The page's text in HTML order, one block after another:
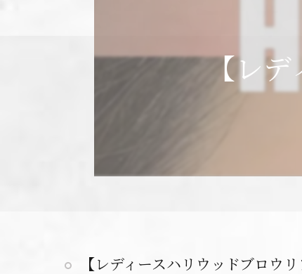
【レ
【レディースハリウッドブロウリ